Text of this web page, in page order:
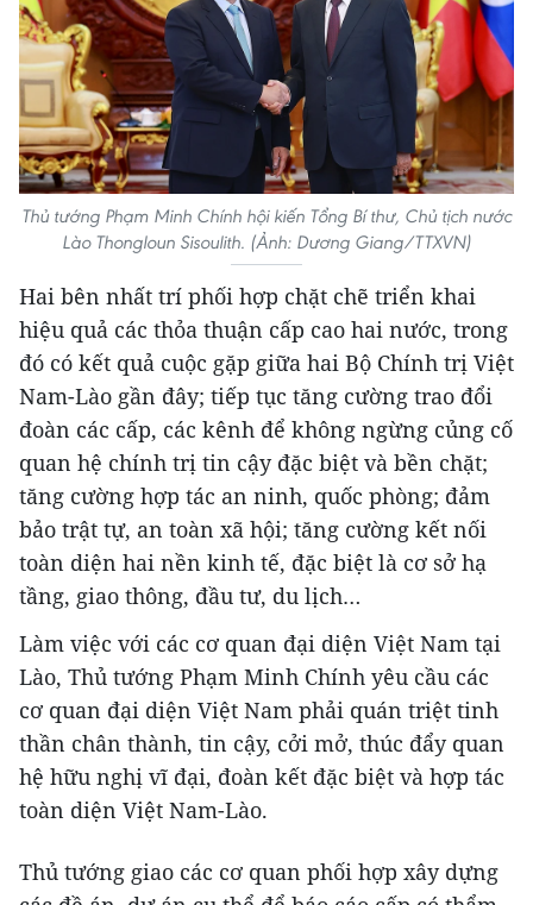
Thủ tướng Phạm Minh Chính hội kiến Tổng Bí thư, Chủ tịch nước
Lào Thongloun Sisoulith. (Ảnh: Dương Giang/TTXVN)
Hai bên nhất trí phối hợp chặt chẽ triển khai
hiệu quả các thỏa thuận cấp cao hai nước, trong
đó có kết quả cuộc gặp giữa hai Bộ Chính trị Việt
Nam-Lào gần đây; tiếp tục tăng cường trao đổi
đoàn các cấp, các kênh để không ngừng củng cố
quan hệ chính trị tin cậy đặc biệt và bền chặt;
tăng cường hợp tác an ninh, quốc phòng; đảm
bảo trật tự, an toàn xã hội; tăng cường kết nối
toàn diện hai nền kinh tế, đặc biệt là cơ sở hạ
tầng, giao thông, đầu tư, du lịch…
Làm việc với các cơ quan đại diện Việt Nam tại
Lào, Thủ tướng Phạm Minh Chính yêu cầu các
cơ quan đại diện Việt Nam phải quán triệt tinh
thần chân thành, tin cậy, cởi mở, thúc đẩy quan
hệ hữu nghị vĩ đại, đoàn kết đặc biệt và hợp tác
toàn diện Việt Nam-Lào.
Thủ tướng giao các cơ quan phối hợp xây dựng